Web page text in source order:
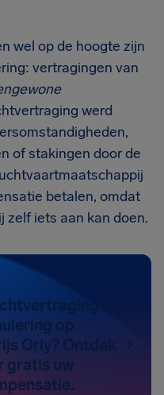
wel op de hoogte zijn
vertragingen van
werd
of stakingen door de
betalen, omdat
zelf iets aan kan doen.
of
op
Orly? Ontdek
gratis uw